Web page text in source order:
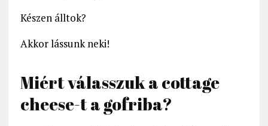
Készen álltok?
Akkor lássunk neki!
Miért válasszuk a cottage
cheese-t a gofriba?